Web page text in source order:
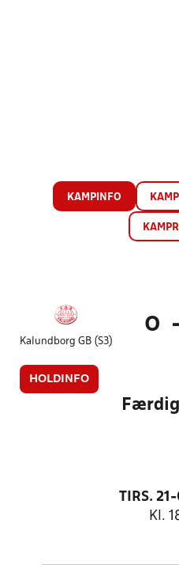
KAMPINFO
Kalundborg GB (S3)
HOLDINFO
0
TIRS.
Kl.